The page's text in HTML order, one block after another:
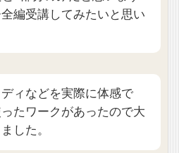
編受講してみたいと思い
ィなどを実際に体感で
たワークがあったので大
した。